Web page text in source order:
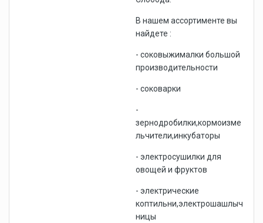
В нашем ассортименте вы
найдете :
- соковыжималки большой
производительности
- соковарки
-
зернодробилки,кормоизме
льчители,инкубаторы
- электросушилки для
овощей и фруктов
- электрические
коптильни,электрошашлыч
ницы